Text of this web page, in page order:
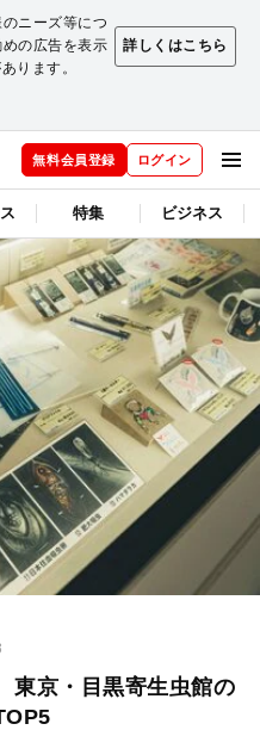
ニーズ等につ
の広告を表示
ります。
詳しくはこちら
無料会員登録 ログイン
特集 ビジネス
京・目黒寄生虫館の